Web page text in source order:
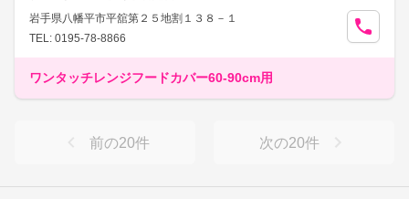
岩手県八幡平市平舘第２５地割１３８－１
TEL: 0195-78-8866
ワンタッチレンジフードカバー60-90cm用
前の20件 次の20件